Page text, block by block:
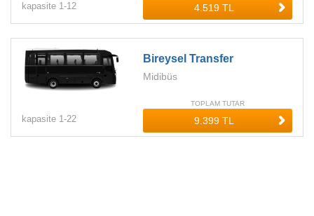
kapasite 1-12
Bireysel Transfer
Midibüs
kapasite 1-22
TOPLAM TUTAR